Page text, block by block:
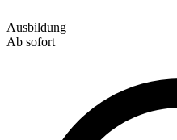
Ausbildung
Ab sofort